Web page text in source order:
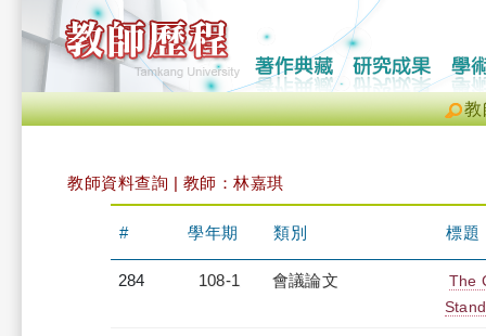
教
教師資料查詢 | 教師：林嘉琪
# 學年期 類別 標題
284 108-1 會議論文
The